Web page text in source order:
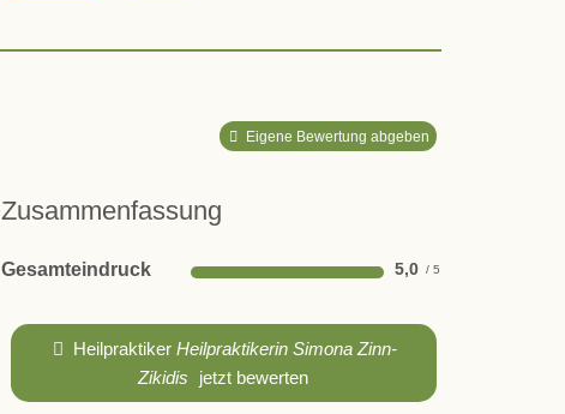
Eigene Bewertung abgeben
Zusammenfassung
Gesamteindruck 5,0
HeilpraktikerHeilpraktikerin Simona Zinn-
Zikidis
jetzt bewerten